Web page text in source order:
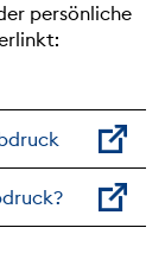
persönliche